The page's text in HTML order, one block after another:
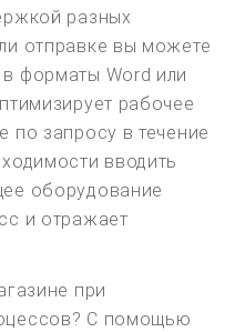
разных
отправке вы можете
форматы Word или
рабочее
по запросу в течение
вводить
оборудование
и отражает
при
С помощью